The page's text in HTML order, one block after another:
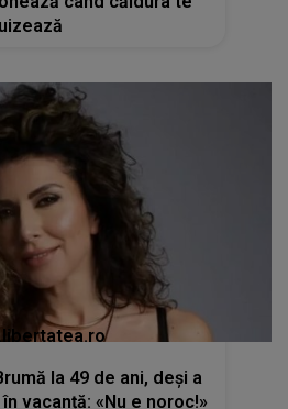
la 49 de ani, deși a
vacanță: «Nu e noroc!»